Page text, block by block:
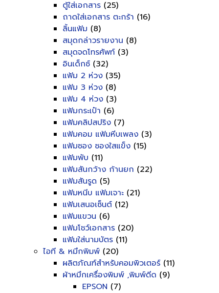
ตู้ใส่เอกสาร (25)
ถาดใส่เอกสาร ตะกร้า (16)
ลิ้นแฟ้ม (8)
สมุดกล่าวรายงาน (8)
สมุดจดโทรศัพท์ (3)
อินเด็กซ์ (32)
แฟ้ม 2 ห่วง (35)
แฟ้ม 3 ห่วง (8)
แฟ้ม 4 ห่วง (3)
แฟ้มกระเป๋า (6)
แฟ้มคลิปสปริง (7)
แฟ้มคอม แฟ้มหีบเพลง (3)
แฟ้มซอง ซองใสแข็ง (15)
แฟ้มพับ (11)
แฟ้มสันกว้าง ก้านยก (22)
แฟ้มสันรูด (5)
แฟ้มหนีบ แฟ้มเจาะ (21)
แฟ้มเสนอเซ็นต์ (12)
แฟ้มแขวน (6)
แฟ้มโชว์เอกสาร (20)
แฟ้มใส่นามบัตร (11)
ไอที & หมึกพิมพ์ (20)
ผลิตภัณฑ์สำหรับคอมพิวเตอร์ (11)
ผ้าหมึกเครื่องพิมพ์ ,พิมพ์ดีด (9)
EPSON (7)